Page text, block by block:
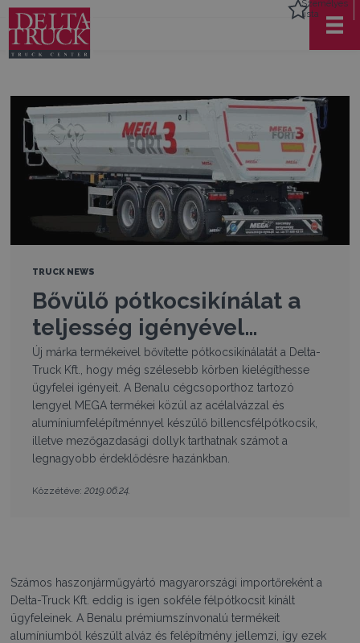
Személyes
lista
TRUCK NEWS
Bővülő pótkocsikínálat a
teljesség igényével…
Új márka termékeivel bővítette pótkocsikínálatát a Delta-
Truck Kft., hogy még szélesebb körben kielégíthesse
ügyfelei igényeit. A Benalu cégcsoporthoz tartozó
lengyel MEGA termékei közül az acélalvázzal és
alumíniumfelépítménnyel készülő billencsfélpótkocsik,
illetve mezőgazdasági dollyk tarthatnak számot a
legnagyobb érdeklődésre hazánkban.
Közzétéve: 2019.06.24.
Számos haszonjárműgyártó magyarországi importőreként a
Delta-Truck Kft. eddig is igen sokféle félpótkocsit kínált
ügyfeleinek. A Benalu prémiumszínvonalú termékeit
alumíniumból készült alváz és felépítmény jellemzi, így ezek